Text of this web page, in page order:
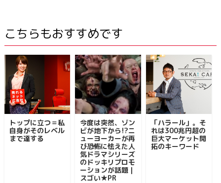
こちらもおすすめです
トップに立つ＝私
自身がそのレベル
まで達する
今度は突然、ゾン
ビが地下から!?ニ
ューヨーカーが再
び恐怖に怯えた人
気ドラマシリーズ
のドッキリプロモ
ーションが話題｜
スゴい★PR
「ハラール」。そ
れは300兆円超の
巨大マーケット開
拓のキーワード